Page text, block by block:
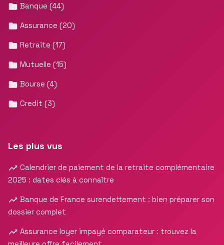
Banque (44)
Assurance (20)
Retraite (17)
Mutuelle (15)
Bourse (4)
Credit (3)
Les plus vus
Calendrier de paiement de la retraite complémentaire
2025 : dates clés à connaître
Banque de France surendettement : bien préparer son
dossier complet
Assurance loyer impayé comparateur : trouvez la